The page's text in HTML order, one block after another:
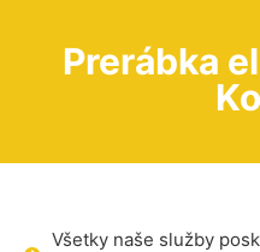
Prerábka
Všetky naše služby